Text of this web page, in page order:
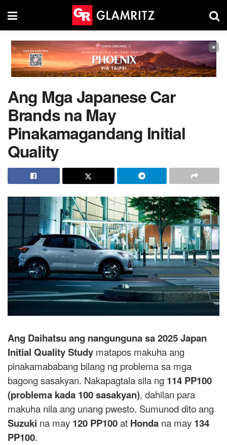
×
Ang Mga Japanese Car
Brands na May
Pinakamagandang Initial
Quality
Ang Daihatsu ang nangunguna sa 2025 Japan
Initial Quality Study matapos makuha ang
pinakamababang bilang ng problema sa mga
bagong sasakyan. Nakapagtala sila ng 114 PP100
(problema kada 100 sasakyan), dahilan para
makuha nila ang unang pwesto. Sumunod dito ang
Suzuki na may 120 PP100at Honda na may 134
PP100.